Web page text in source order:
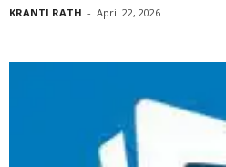
KRANTI RATH - April 22, 2026